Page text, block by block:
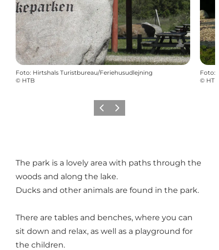
Foto: Hirtshals Turistbureau/Feriehusudlejning
© HTB
Foto:
© HTB
Precedente
Avanti
The park is a lovely area with paths through the
woods and along the lake.
Ducks and other animals are found in the park.
There are tables and benches, where you can
sit down and relax, as well as a playground for
the children.